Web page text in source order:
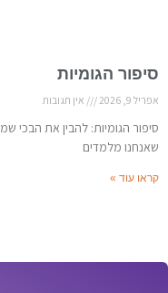
סיפור הגומיות
אפריל 9, 2026 אין תגובות
סיפור הגומיות: להבין את הבכי
שאנחנו מלמדים
קראו עוד »